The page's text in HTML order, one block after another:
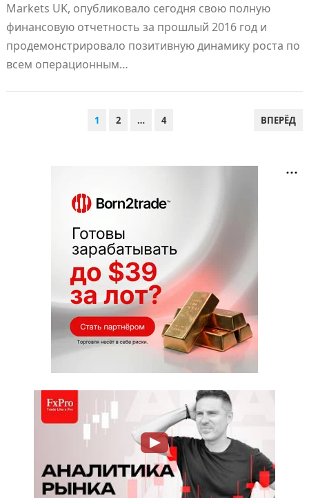
Markets UK, опубликовало сегодня свою полную
финансовую отчетность за прошлый 2016 год и
продемонстрировало позитивную динамику роста по
всем операционным…
1 2 … 4 ВПЕРЁД